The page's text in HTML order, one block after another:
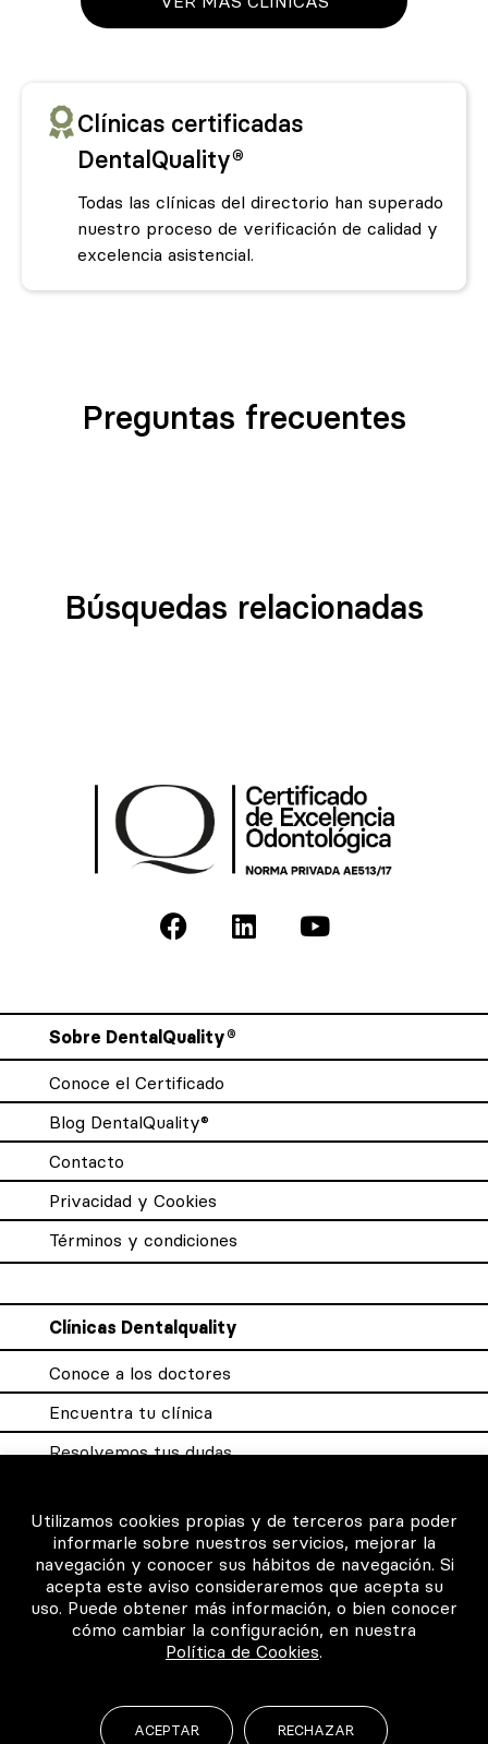
Clínicas certificadas
DentalQuality®
Todas las clínicas del directorio han superado
nuestro proceso de verificación de calidad y
excelencia asistencial.
Preguntas frecuentes
Búsquedas relacionadas
Sobre DentalQuality®
Conoce el Certificado
Blog DentalQuality®
Contacto
Privacidad y Cookies
Términos y condiciones
Clínicas Dentalquality
Conoce a los doctores
Encuentra tu clínica
Resolvemos tus dudas
Para los profesionales
Consigue tu certificado
Intranet clínicas certificadas
Música para los pacientes
Utilizamos cookies propias y de terceros para poder
informarle sobre nuestros servicios, mejorar la
navegación y conocer sus hábitos de navegación. Si
acepta este aviso consideraremos que acepta su
uso. Puede obtener más información, o bien conocer
cómo cambiar la configuración, en nuestra
Política de Cookies.
ACEPTAR RECHAZAR